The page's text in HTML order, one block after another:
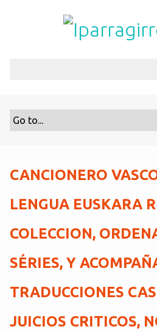
CANCIONERO
LENGUA EUSKARA
COLECCION,
SÉRIES, Y
TRADUCCIONES
JUICIOS CRITICOS,